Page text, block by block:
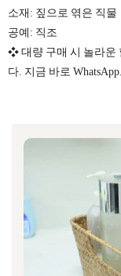
소재: 짚으로 엮은 직물
공예: 직조
❖ 대량 구매 시 놀라운
다. 지금 바로